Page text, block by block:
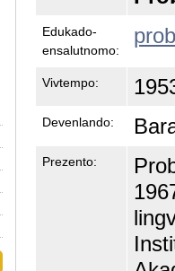
Edukado-
ensalutnomo:
Vivtempo:
Devenlando:
Prezento: